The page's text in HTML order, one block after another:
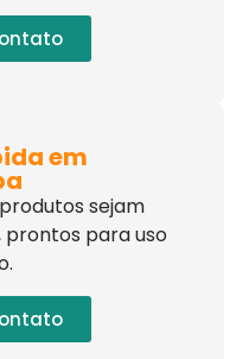
em
sejam
para uso